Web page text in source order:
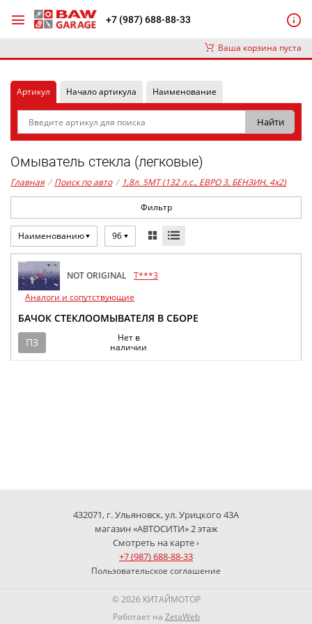
+7 (987) 688-88-33
Ваша корзина пуста
Артикул Начало артикула Наименование
Омыватель стекла (легковые)
Главная / Поиск по авто / 1,8л. 5MT (132 л.с., ЕВРО 3, БЕНЗИН, 4x2)
Фильтр
Наименованию 96
NOT ORIGINAL T***3
Аналоги и сопутствующие
БАЧОК СТЕКЛООМЫВАТЕЛЯ В СБОРЕ
ПЗ
Нет в
наличии
432071, г. Ульяновск, ул. Урицкого 43А
магазин «АВТОСИТИ» 2 этаж
Смотреть на карте ›
+7 (987) 688-88-33
Пользовательское соглашение
© 2026 КИТАЙМОТОР
Работает на ZetaWeb